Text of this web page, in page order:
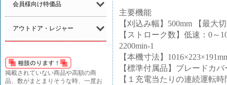
会員様向け特価品
アウトドア・レジャー
掲載されていない商品や高額の商
品、数がまとまりそうな時、一度お
主要機能
【刈込み幅】500mm 【最大
【ストローク数】低速：0～
2200min-1
【本機寸法】
【標準付属品】ブレードカ
【１充電当たりの連続運